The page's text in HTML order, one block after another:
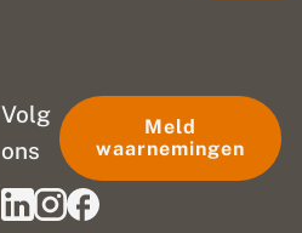
Volg
ons
Meld
waarnemingen